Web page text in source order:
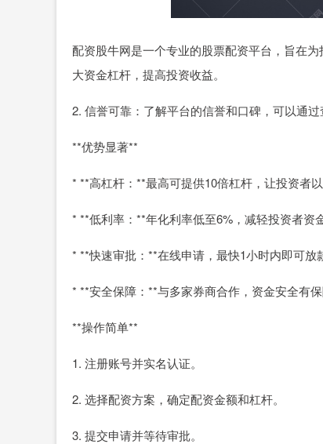
配资股牛网是一个专业的股票配资平台，旨在
大资金杠杆，提高投资收益。
2. 信誉可靠：了解平台的信誉和口碑，可以通
**优势显著**
* **高杠杆：**最高可提供10倍杠杆，让投资者以
* **低利率：**年化利率低至6%，减轻投资者资
* **快速审批：**在线申请，最快1小时内即可放
* **安全保障：**与多家券商合作，资金安全有保
**操作简单**
1. 注册账号并实名认证。
2. 选择配资方案，确定配资金额和杠杆。
3. 提交申请并等待审批。